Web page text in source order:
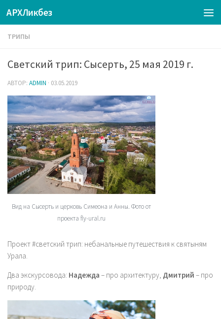
АРХЛикбез
ТРИПЫ
Светский трип: Сысерть, 25 мая 2019 г.
АВТОР: ADMIN · 03.05.2019
Вид на Сысерть и церковь Симеона и Анны. Фото от
проекта fly-ural.ru
Проект #светский трип: небанальные путешествия к святыням
Урала.
Два экскурсовода: Надежда – про архитектуру, Дмитрий – про
природу.